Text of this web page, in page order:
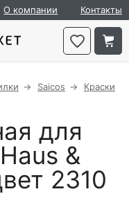
О компании Контакты
Saicos
Краски
для
&
2310